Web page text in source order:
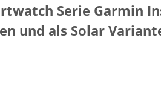
Serie
und als Solar